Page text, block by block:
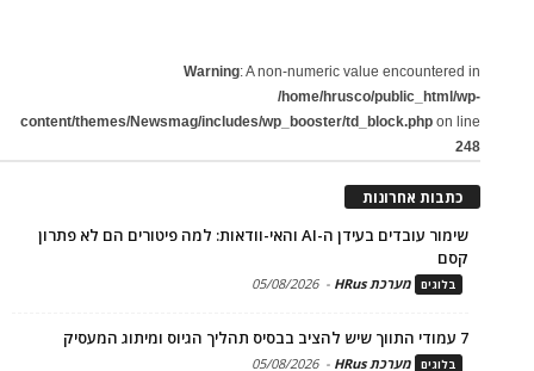
Warning: A non-numeric value encountered in
/home/hrusco/public_html/wp-
content/themes/Newsmag/includes/wp_booster/td_block.php on line
248
כתבות אחרונות
שימור עובדים בעידן ה-AI והאי-וודאות: למה פיטורים הם לא פתרון
קסם
בלוגים מערכת HRus -
05/08/2026
7 עמודי התווך שיש להציב בבסיס תהליך הגיוס ומיתוג המעסיק
בלוגים מערכת HRus -
05/08/2026